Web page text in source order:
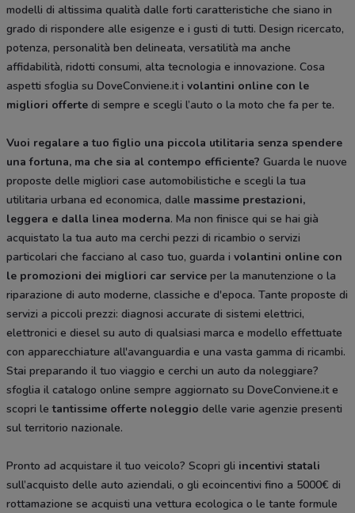
modelli di altissima qualità dalle forti caratteristiche che siano in
grado di rispondere alle esigenze e i gusti di tutti. Design ricercato,
potenza, personalità ben delineata, versatilità ma anche
affidabilità, ridotti consumi, alta tecnologia e innovazione. Cosa
aspetti sfoglia su DoveConviene.it i volantini online con le
migliori offerte di sempre e scegli l’auto o la moto che fa per te.
Vuoi regalare a tuo figlio una piccola utilitaria senza spendere
una fortuna, ma che sia al contempo efficiente? Guarda le nuove
proposte delle migliori case automobilistiche e scegli la tua
utilitaria urbana ed economica, dalle massime prestazioni,
leggera e dalla linea moderna. Ma non finisce qui se hai già
acquistato la tua auto ma cerchi pezzi di ricambio o servizi
particolari che facciano al caso tuo, guarda i volantini online con
le promozioni dei migliori car service per la manutenzione o la
riparazione di auto moderne, classiche e d'epoca. Tante proposte di
servizi a piccoli prezzi: diagnosi accurate di sistemi elettrici,
elettronici e diesel su auto di qualsiasi marca e modello effettuate
con apparecchiature all'avanguardia e una vasta gamma di ricambi.
Stai preparando il tuo viaggio e cerchi un auto da noleggiare?
sfoglia il catalogo online sempre aggiornato su DoveConviene.it e
scopri le tantissime offerte noleggio delle varie agenzie presenti
sul territorio nazionale.
Pronto ad acquistare il tuo veicolo? Scopri gli incentivi statali
sull’acquisto delle auto aziendali, o gli ecoincentivi fino a 5000€ di
rottamazione se acquisti una vettura ecologica o le tante formule